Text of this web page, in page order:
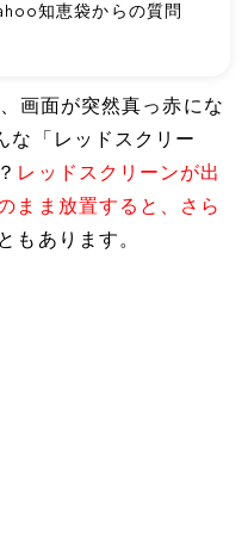
知恵袋からの質問
画面が突然真っ赤にな
な「レッドスクリー
レッドスクリーンが出
まま放置すると、さら
もあります。